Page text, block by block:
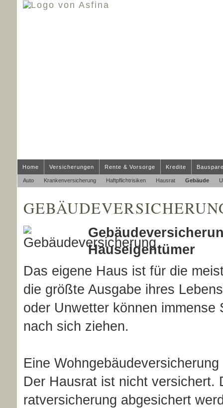
Home Versicherungen
Auto Kranken­ver­si­che­rung Haft­pflichtrisiken Hausrat Gebäude
Rente & Vorsorge Kredite
Hauseigentümer
Das eigene Haus ist für die
die größte Ausgabe ihres
oder Unwetter können immense
nach sich ziehen.
Eine
Der Hausrat ist nicht
rat­ver­si­che­rung abgesichert